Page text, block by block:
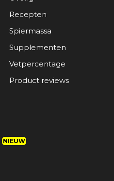
Recepten
Spiermassa
Supplementen
Vetpercentage
Product reviews
NIEUW